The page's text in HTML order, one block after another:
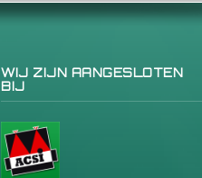
WIJ ZIJN AANGESLOTEN
BIJ